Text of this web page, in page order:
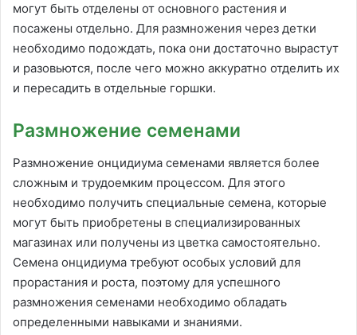
могут быть отделены от основного растения и
посажены отдельно. Для размножения через детки
необходимо подождать, пока они достаточно вырастут
и разовьются, после чего можно аккуратно отделить их
и пересадить в отдельные горшки.
Размножение семенами
Размножение онцидиума семенами является более
сложным и трудоемким процессом. Для этого
необходимо получить специальные семена, которые
могут быть приобретены в специализированных
магазинах или получены из цветка самостоятельно.
Семена онцидиума требуют особых условий для
прорастания и роста, поэтому для успешного
размножения семенами необходимо обладать
определенными навыками и знаниями.